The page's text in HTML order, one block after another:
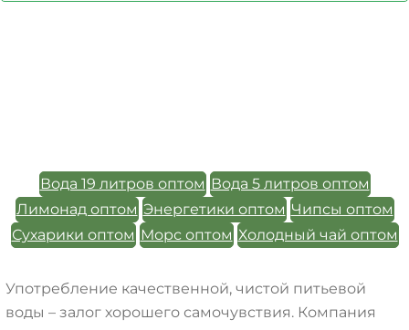
Вода 19 литров оптом Вода 5 литров оптом
Лимонад оптом Энергетики оптом Чипсы оптом
Сухарики оптом Морс оптом Холодный чай оптом
Употребление качественной, чистой питьевой
воды – залог хорошего самочувствия. Компания